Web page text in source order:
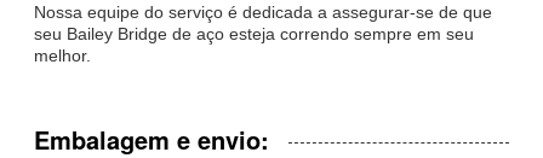
Nossa equipe do serviço é dedicada a assegurar-se de que
seu Bailey Bridge de aço esteja correndo sempre em seu
melhor.
Embalagem e envio: